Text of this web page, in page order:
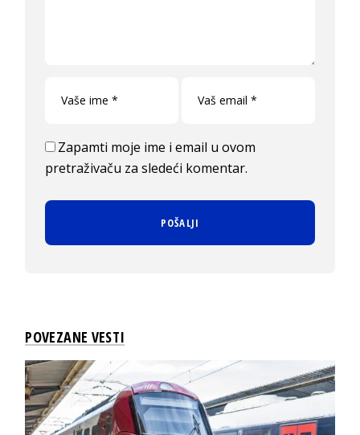
Zapamti moje ime i email u ovom
pretraživaču za sledeći komentar.
POVEZANE VESTI